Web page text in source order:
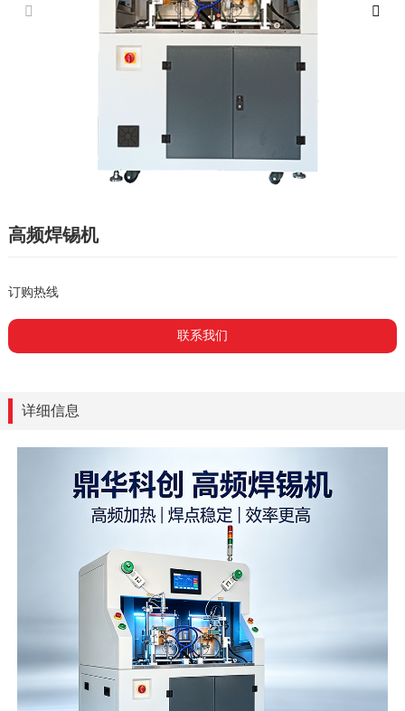
高频焊锡机
订购热线
联系我们
详细信息